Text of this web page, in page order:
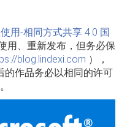
用-相同方式共享 4.0 国
用、重新发布，但务必保
blog.lindexi.com ），
的作品务必以相同的许可
。